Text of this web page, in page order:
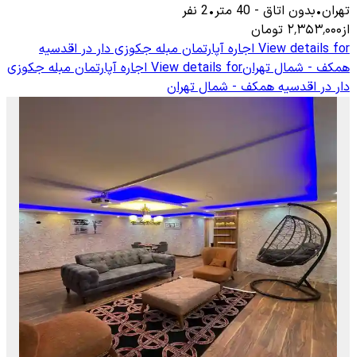
تهران•بدون اتاق -
40 متر•
2 نفر
از۲٬۳۵۳٬۰۰۰ تومان
View details for اجاره آپارتمان مبله جکوزی دار در اقدسیه
همکف - شمال تهرانView details for اجاره آپارتمان مبله جکوزی
دار در اقدسیه همکف - شمال تهران